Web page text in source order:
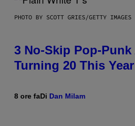
PHOTO BY SCOTT GRIES/GETTY IMAGES
3 No-Skip Pop-
Turning 20 This Year
8 ore faDi Dan Milam